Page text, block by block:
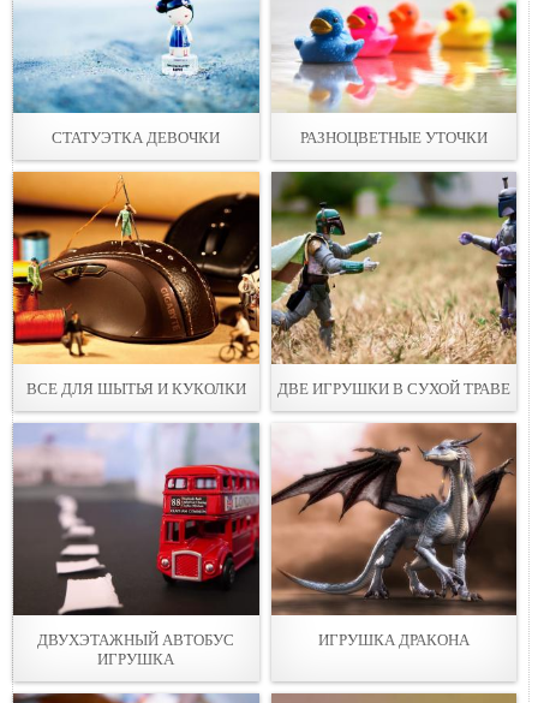
СТАТУЭТКА ДЕВОЧКИ РАЗНОЦВЕТНЫЕ УТOЧКИ
ВСЕ ДЛЯ ШЫТЬЯ И КУКОЛКИ ДВЕ ИГРУШКИ В СУХОЙ ТРАВE
ДВУХЭТАЖНЫЙ АВТОБУС
ИГРУШКА
ИГРУШКА ДРАКОНА